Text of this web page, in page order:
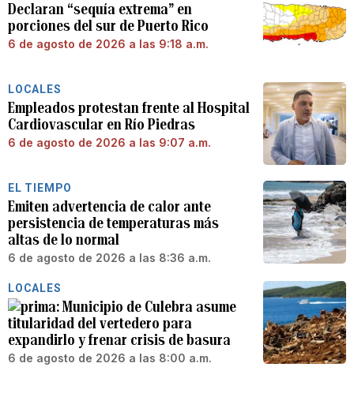
Declaran “sequía extrema” en
porciones del sur de Puerto Rico
6 de agosto de 2026 a las 9:18 a.m.
LOCALES
Empleados protestan frente al Hospital
Cardiovascular en Río Piedras
6 de agosto de 2026 a las 9:07 a.m.
EL TIEMPO
Emiten advertencia de calor ante
persistencia de temperaturas más
altas de lo normal
6 de agosto de 2026 a las 8:36 a.m.
LOCALES
Municipio de Culebra asume
titularidad del vertedero para
expandirlo y frenar crisis de basura
6 de agosto de 2026 a las 8:00 a.m.